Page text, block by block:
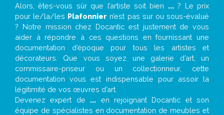
Alors, êtes-vous sûr que l’artiste soit bien ...? Le prix
pour le/la/les Plafonnier n’est pas sur ou sous-évalué
? Notre mission chez Docantic est justement de vous
aider à répondre à ces questions en fournissant une
documentation d’époque pour tous les artistes et
décorateurs. Que vous soyez une galerie d’art, un
commissaire-priseur ou un collectionneur, cette
documentation vous est indispensable pour assoir la
légitimité de vos œuvres d’art.
Devenez expert de ... en rejoignant Docantic et son
équipe de spécialistes en documentation de meubles et